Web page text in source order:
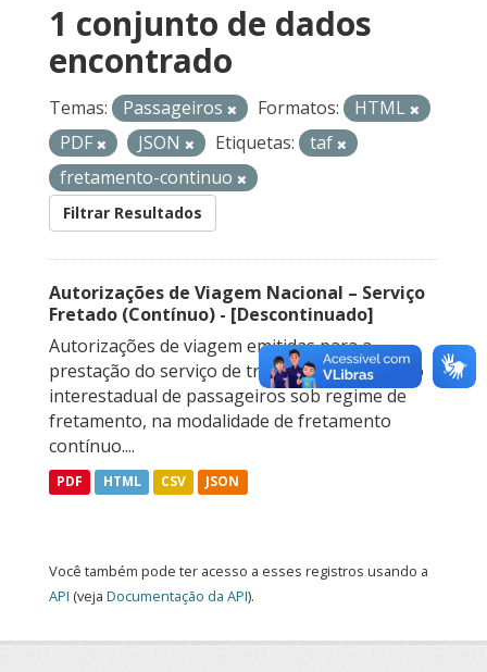
1 conjunto de dados
encontrado
Temas: Passageiros Formatos:
HTML
PDF
JSON Etiquetas:
taf
fretamento-continuo
Filtrar Resultados
Autorizações de Viagem Nacional – Serviço
Fretado (Contínuo) - [Descontinuado]
Autorizações de viagem emitidas para a
prestação do serviço de transporte rodoviário
interestadual de passageiros sob regime de
fretamento, na modalidade de fretamento
contínuo....
PDF HTML CSV JSON
Você também pode ter acesso a esses registros usando a
API (veja Documentação da API).